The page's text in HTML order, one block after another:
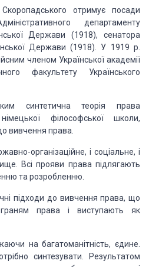
отримує посади
департаменту
Держави (1918), сенатора
Держави (1918). У 1919 р.
членом Української академії
факультету Українського
синтетична теорія права
філософської школи,
вивчення права.
організаційне, і соціальне, і
Всі прояви права підляга­ють
та розробленню.
підходи до вивчення права, що
права і виступають як
на багатоманітність, єдине.
синтезувати. Результатом